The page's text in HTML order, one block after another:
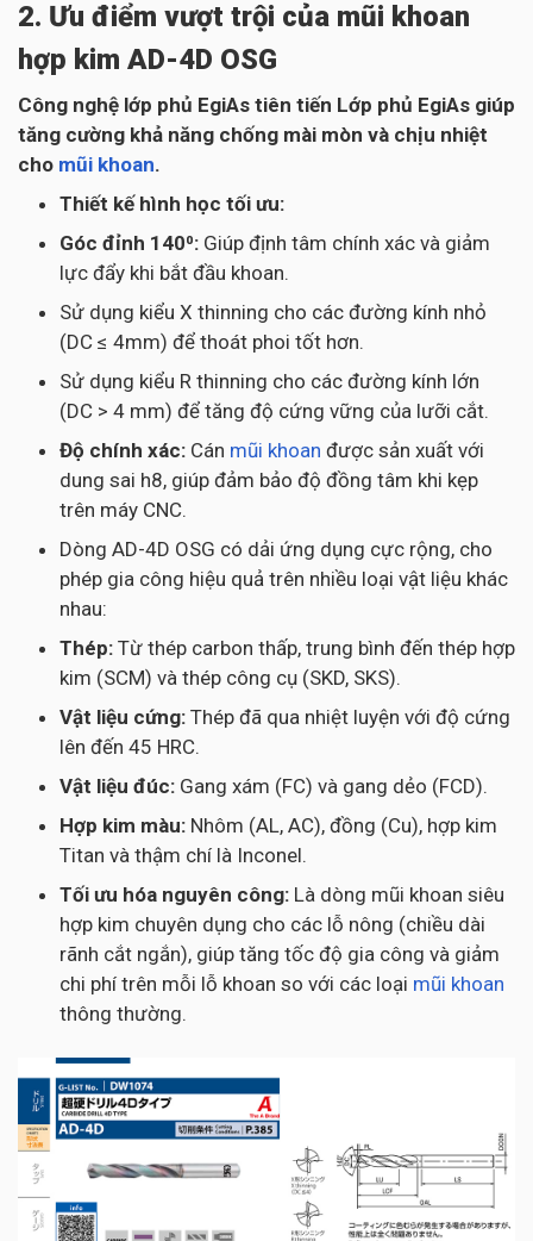
2. Ưu điểm vượt trội của mũi khoan
hợp kim AD-4D OSG
Công nghệ lớp phủ EgiAs tiên tiến Lớp phủ EgiAs giúp
tăng cường khả năng chống mài mòn và chịu nhiệt
cho mũi khoan.
Thiết kế hình học tối ưu:
Góc đỉnh 140⁰: Giúp định tâm chính xác và giảm
lực đẩy khi bắt đầu khoan.
Sử dụng kiểu X thinning cho các đường kính nhỏ
(DC ≤ 4mm) để thoát phoi tốt hơn.
Sử dụng kiểu R thinning cho các đường kính lớn
(DC > 4 mm) để tăng độ cứng vững của lưỡi cắt.
Độ chính xác: Cán mũi khoan được sản xuất với
dung sai h8, giúp đảm bảo độ đồng tâm khi kẹp
trên máy CNC.
Dòng AD-4D OSG có dải ứng dụng cực rộng, cho
phép gia công hiệu quả trên nhiều loại vật liệu khác
nhau:
Thép: Từ thép carbon thấp, trung bình đến thép hợp
kim (SCM) và thép công cụ (SKD, SKS).
Vật liệu cứng: Thép đã qua nhiệt luyện với độ cứng
lên đến 45 HRC.
Vật liệu đúc: Gang xám (FC) và gang dẻo (FCD).
Hợp kim màu: Nhôm (AL, AC), đồng (Cu), hợp kim
Titan và thậm chí là Inconel.
Tối ưu hóa nguyên công: Là dòng mũi khoan siêu
hợp kim chuyên dụng cho các lỗ nông (chiều dài
rãnh cắt ngắn), giúp tăng tốc độ gia công và giảm
chi phí trên mỗi lỗ khoan so với các loại mũi khoan
thông thường.